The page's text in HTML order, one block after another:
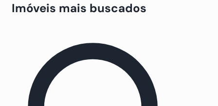
Imóveis mais buscados